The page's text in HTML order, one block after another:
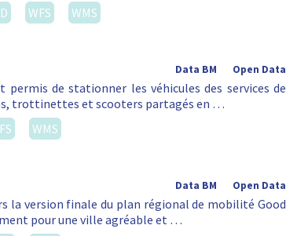
WFS WMS
Open Data
Data BM
de stationner les véhicules des services de
trottinettes et scooters partagés en …
WMS
Open Data
Data BM
la version finale du plan régional de mobilité Good
pour une ville agréable et …